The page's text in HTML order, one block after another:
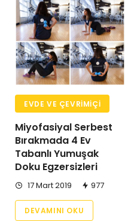
EVDE VE ÇEVRIMIÇI
Miyofasiyal Serbest
Bırakmada 4 Ev
Tabanlı Yumuşak
Doku Egzersizleri
17 Mart 2019 977
DEVAMINI OKU